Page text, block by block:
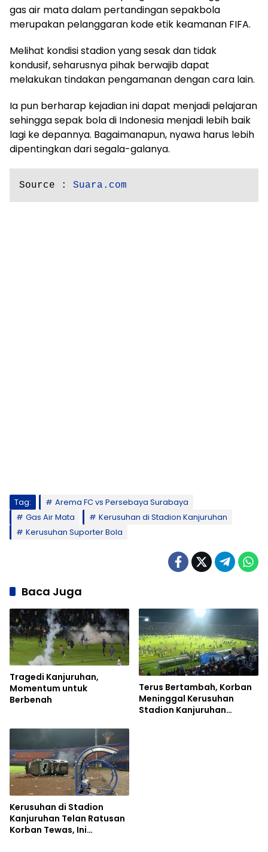
gas air mata dalam pertandingan sepakbola
merupakan pelanggaran kode etik keamanan FIFA.
Melihat kondisi stadion yang sesak dan tidak
kondusif, seharusnya pihak berwajib dapat
melakukan tindakan pengamanan dengan cara lain.
Ia pun berharap kejadian ini dapat menjadi pelajaran
sehingga sepak bola di Indonesia menjadi lebih baik
lagi ke depannya. Bagaimanapun, nyawa harus lebih
dipentingkan dari segala-galanya.
Source : Suara.com
Tag:
Arema FC vs Persebaya Surabaya
Gas Air Mata
Kerusuhan di Stadion Kanjuruhan
Kerusuhan Suporter Bola
Baca Juga
Tragedi Kanjuruhan,
Momentum untuk
Berbenah
Terus Bertambah, Korban
Meninggal Kerusuhan
Stadion Kanjuruhan
Kerusuhan di Stadion
Kanjuruhan Telan Ratusan
Korban Tewas, Ini